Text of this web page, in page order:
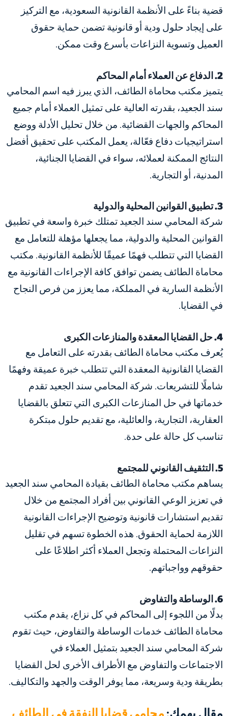
قضية بناءً على الأنظمة القانونية السعودية، مع التركيز
على إيجاد حلول ودية أو قانونية تضمن حماية حقوق
العميل وتسوية النزاعات بأسرع وقت ممكن.
2. الدفاع عن العملاء أمام المحاكم
يتميز مكتب محاماة الطائف، الذي يبرز فيه اسم المحامي
سند الجعيد، بقدرته العالية على تمثيل العملاء أمام جميع
المحاكم والجهات القضائية. من خلال تحليل الأدلة ووضع
استراتيجيات دفاع فعّالة، يعمل المكتب على تحقيق أفضل
النتائج الممكنة لعملائه، سواء في القضايا الجنائية،
المدنية، أو التجارية.
3. تطبيق القوانين المحلية والدولية
شركة المحامي سند الجعيد تمتلك خبرة واسعة في تطبيق
القوانين المحلية والدولية، مما يجعلها مؤهلة للتعامل مع
القضايا التي تتطلب فهمًا عميقًا للأنظمة القانونية. مكتب
محاماة الطائف يضمن توافق كافة الإجراءات القانونية مع
الأنظمة السارية في المملكة، مما يعزز من فرص النجاح
في القضايا.
4. حل القضايا المعقدة والمنازعات الكبرى
يُعرف مكتب محاماة الطائف بقدرته على التعامل مع
القضايا القانونية المعقدة التي تتطلب خبرة عميقة وفهمًا
شاملًا للتشريعات. شركة المحامي سند الجعيد تقدم
خدماتها في حل المنازعات الكبرى التي تتعلق بالقضايا
العقارية، التجارية، والعائلية، مع تقديم حلول مبتكرة
تناسب كل حالة على حدة.
5. التثقيف القانوني للمجتمع
يساهم مكتب محاماة الطائف بقيادة المحامي سند الجعيد
في تعزيز الوعي القانوني بين أفراد المجتمع من خلال
تقديم استشارات قانونية وتوضيح الإجراءات القانونية
اللازمة لحماية الحقوق. هذه الخطوة تسهم في تقليل
النزاعات المحتملة وتجعل العملاء أكثر اطلاعًا على
حقوقهم وواجباتهم.
6. الوساطة والتفاوض
بدلًا من اللجوء إلى المحاكم في كل نزاع، يقدم مكتب
محاماة الطائف خدمات الوساطة والتفاوض، حيث تقوم
شركة المحامي سند الجعيد بتمثيل العملاء في
الاجتماعات والتفاوض مع الأطراف الأخرى لحل القضايا
بطريقة ودية وسريعة، مما يوفر الوقت والجهد والتكاليف.